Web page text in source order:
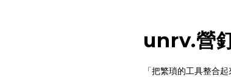
unrv.營
「把繁瑣的工具整合